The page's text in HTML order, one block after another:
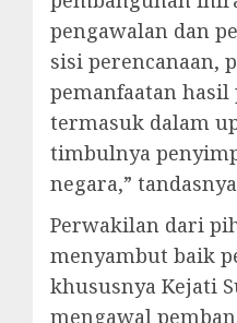
pengawalan dan
sisi perencanaan,
pemanfaatan hasil
termasuk dalam
timbulnya
negara,”
Perwakilan dari
menyambut baik
khususnya Kejati
mengawal